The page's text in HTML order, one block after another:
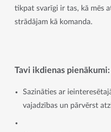
tikpat svarīgi ir tas, kā mēs
strādājam kā komanda.
Tavi ikdienas pienākumi:
Sazināties ar
vajadzības un pārvērst